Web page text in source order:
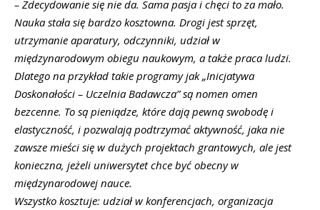
– Zdecydowanie się nie da. Sama pasja i chęci to za mało.
Nauka stała się bardzo kosztowna. Drogi jest sprzęt,
utrzymanie aparatury, odczynniki, udział w
międzynarodowym obiegu naukowym, a także praca ludzi.
Dlatego na przykład takie programy jak „Inicjatywa
Doskonałości – Uczelnia Badawcza” są nomen omen
bezcenne. To są pieniądze, które dają pewną swobodę i
elastyczność, i pozwalają podtrzymać aktywność, jaka nie
zawsze mieści się w dużych projektach grantowych, ale jest
konieczna, jeżeli uniwersytet chce być obecny w
międzynarodowej nauce.
Wszystko kosztuje: udział w konferencjach, organizacja